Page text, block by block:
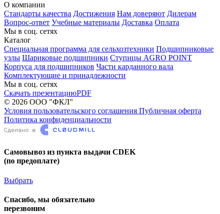
О компании
Стандарты качества Достижения Нам доверяют Дилерам
Вопрос-ответ Учебные материалы Доставка Оплата
Мы в соц. сетях
Каталог
Специальная программа для сельхозтехники Подшипниковые
узлы Шариковые подшипники Ступицы AGRO POINT
Корпуса для подшипников Части карданного вала
Комплектующие и принадлежности
Мы в соц. сетях
Скачать презентациюPDF
© 2026 ООО "ФКЛ"
Условия пользовательского соглашения Публичная оферта
Политика конфиденциальности
Самовывоз из пункта выдачи CDEK
(по предоплате)
Выбрать
Спасибо, мы обязательно
перезвоним